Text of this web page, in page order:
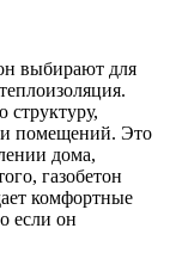
выбирают для
помещений. Это
дома,
газобетон
комфортные
если он